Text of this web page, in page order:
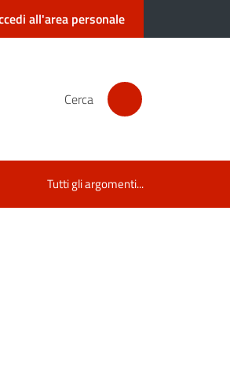
all'area personale
Cerca
Tutti gli argomenti...